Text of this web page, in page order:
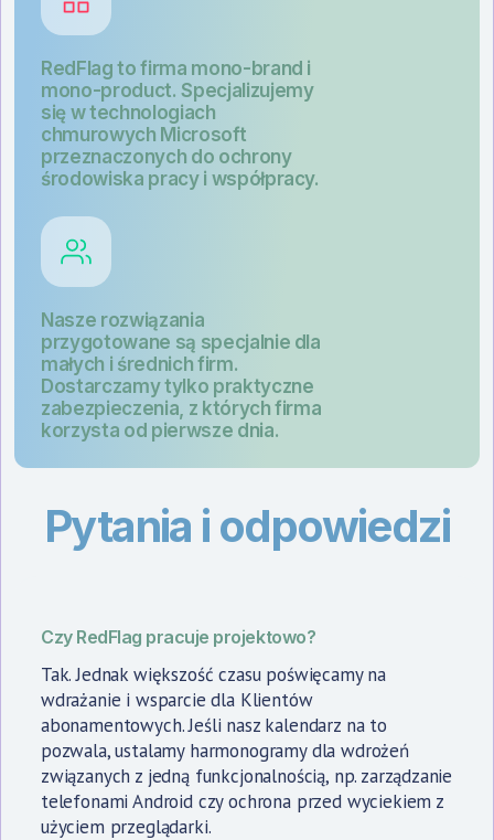
RedFlag to firma mono-brand i
mono-product. Specjalizujemy
się w technologiach
chmurowych Microsoft
przeznaczonych do ochrony
środowiska pracy i współpracy.
Nasze rozwiązania
przygotowane są specjalnie dla
małych i średnich firm.
Dostarczamy tylko praktyczne
zabezpieczenia, z których firma
korzysta od pierwsze dnia.
Pytania i odpowiedzi
Czy RedFlag pracuje projektowo?
Tak. Jednak większość czasu poświęcamy na
wdrażanie i wsparcie dla Klientów
abonamentowych. Jeśli nasz kalendarz na to
pozwala, ustalamy harmonogramy dla wdrożeń
związanych z jedną funkcjonalnością, np. zarządzanie
telefonami Android czy ochrona przed wyciekiem z
użyciem przeglądarki.